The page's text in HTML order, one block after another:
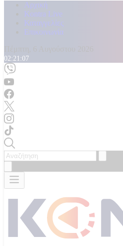
Αρχική
Kontra Live
Καταγγελίες
Επικοινωνία
02:21:08